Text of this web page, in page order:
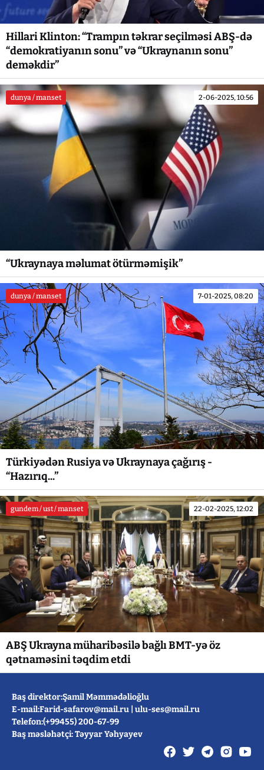
Hillari Klinton: “Trampın təkrar seçilməsi ABŞ-də
“demokratiyanın sonu” və “Ukraynanın sonu”
deməkdir”
dunya / manset 2-06-2025, 10:56
“Ukraynaya məlumat ötürməmişik”
dunya / manset 7-01-2025, 08:20
Türkiyədən Rusiya və Ukraynaya çağırış -
“Hazırıq...”
gundem / ust / manset 22-02-2025, 12:02
ABŞ Ukrayna müharibəsilə bağlı BMT-yə öz
qətnaməsini təqdim etdi
Baş direktor:Şamil Məmmədəlioğlu
E-mail:Farid-safarov@mail.ru ulu-ses@mail.ru
Telefon:(+99455) 200-67-99
Baş məsləhətçi: Təyyar Yəhyayev